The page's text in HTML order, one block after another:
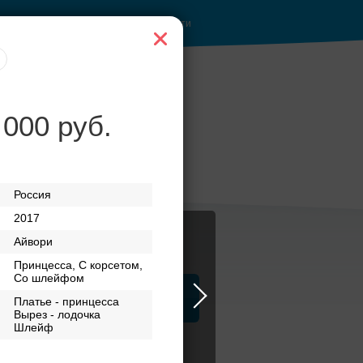
руб.
Россия
2017
Айвори
Принцесса, С корсетом,
Со шлейфом
Платье - принцесса
Вырез - лодочка
Шлейф
Войти
Рестораны с
ЗАГСы